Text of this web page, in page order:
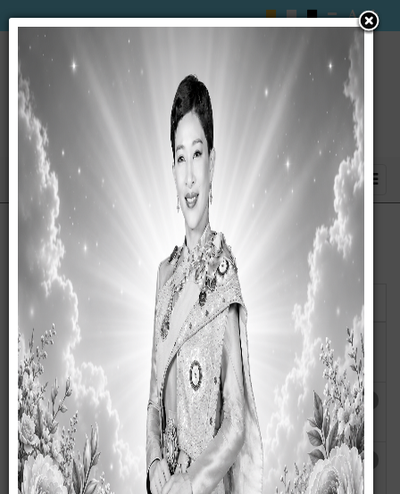
แสดง
ชื่อ
ผู้เขียน
รายงานผลการดำเนินการป้องกันการทุจริต
ปีงบประมาณ 2568
เขียนโดย
กนกวรรณ
ฮิต: 53
รายงานผลการดำเนินการป้องกันการทุจริต
ประจำปี พ.ศ. 2567
เขียนโดย
กนกวรรณ
ฮิต: 4488
รายงานการประเมินผลแผนปฏิบัติการ
ป้องกันการทุจริต ประจำปี 2566
เขียนโดย
กนกวรรณ
ฮิต: 5367